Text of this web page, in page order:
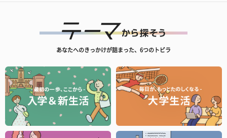
あなたへのきっかけが詰まった、6つのトビラ